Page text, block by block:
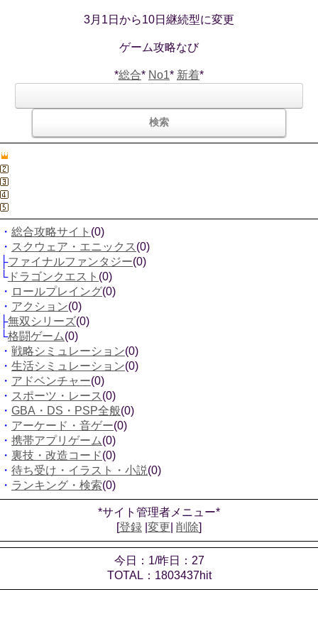
3月1日から10日継続型に変更
ゲーム攻略なび
*総合* No1* 新着*
・ 総合攻略サイト (0)
・ スクウェア・エニックス (0)
├ファイナルファンタジー(0)
└ドラゴンクエスト (0)
・ ロールプレイング(0)
・ アクション(0)
├無双シリーズ(0)
└格闘ゲーム(0)
・ 戦略シミュレーション(0)
・ 生活シミュレーション(0)
・ アドベンチャー(0)
・ スポーツ・レース (0)
・ GBA・DS・PSP全般(0)
・ アーケード・音ゲー(0)
・ 携帯アプリゲーム(0)
・ 裏技・改造コード(0)
・ 待ち受け・イラスト・小説(0)
・ ランキング・検索(0)
*サイト管理者メニュー*
[登録 変更 削除]
今日：1/昨日：27
TOTAL：1803437hit